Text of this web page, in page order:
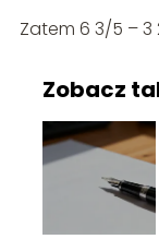
Zatem 6 3/5 – 3
Zobacz